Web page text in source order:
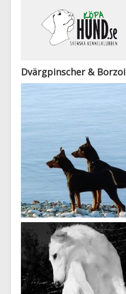
Dvärgpinscher & Borzoi